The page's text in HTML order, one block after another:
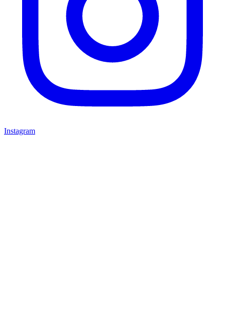
Instagram